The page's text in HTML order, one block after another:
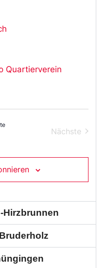
Quartierverein
Nächste
Hirzbrunnen